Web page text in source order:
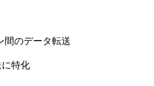
間のデータ転送
特化